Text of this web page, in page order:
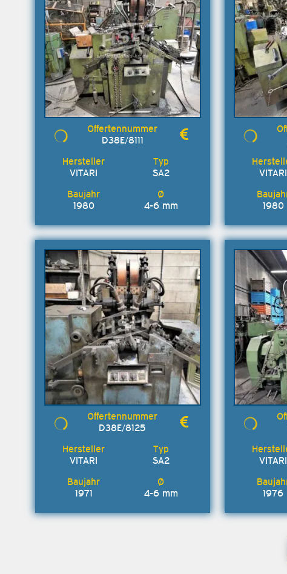
D38E/8111
VITARI SA2
1980 4-6 mm
VITARI
1980
D38E/8125
VITARI SA2
1971 4-6 mm
VITARI
1976